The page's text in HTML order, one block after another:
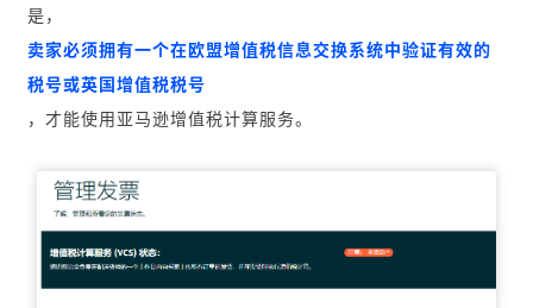
是，
卖家必须拥有一个在欧盟增值税信息交换系统中验证有效的
税号或英国增值税税号
，才能使用亚马逊增值税计算服务。